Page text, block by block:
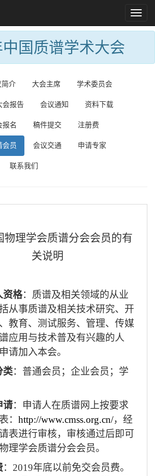
中国质谱学术大会
Toggle
简介 大会主席 学术委员会
会报告 会议通知 资料下载
报名 稿件提交 注册费
会员 会议交通 申请专家
联系我们
物理学会质谱分会会员的有
关说明
资格：质谱及相关领域的从业
从事质谱及相关技术研究、开
教育、测试服务、管理、传媒
应用与技术普及有兴趣的人
请加入本会。
类：普通会员；企业会员；学
请：申请人在质谱网上按要求
： http://www.cmss.org.cn/，经
表进行审核，审核通过后即可
理学会质谱分会会员。
：2019年底以前免交会员费。